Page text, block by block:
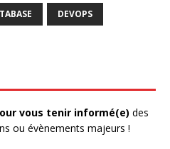
DEVOPS
vous tenir informé(e) des
ou évènements majeurs !